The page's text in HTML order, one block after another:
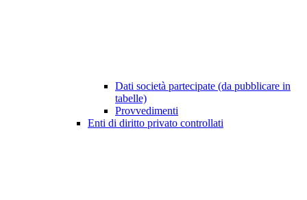
Dati società partecipate (da pubblicare in
tabelle)
Provvedimenti
Enti di diritto privato controllati